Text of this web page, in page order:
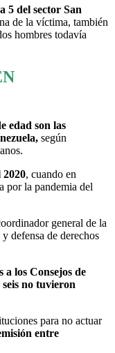
5 del sector San
de la víctima, también
hombres todavía
edad son las
según
2020, cuando en
por la pandemia del
general de la
defensa de derechos
a los Consejos de
no tuvieron
para no actuar
entre